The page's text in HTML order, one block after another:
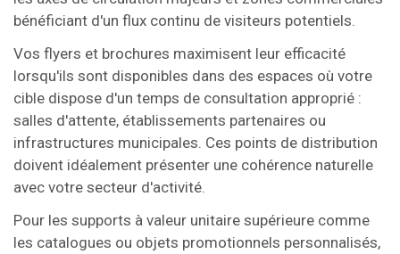
bénéficiant d'un flux continu de visiteurs potentiels.
Vos flyers et brochures maximisent leur efficacité
lorsqu'ils sont disponibles dans des espaces où votre
cible dispose d'un temps de consultation approprié :
salles d'attente, établissements partenaires ou
infrastructures municipales. Ces points de distribution
doivent idéalement présenter une cohérence naturelle
avec votre secteur d'activité.
Pour les supports à valeur unitaire supérieure comme
les catalogues ou objets promotionnels personnalisés,